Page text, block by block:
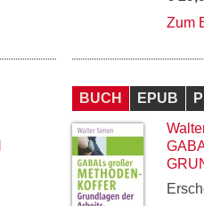
Zum
BUCH EPUB